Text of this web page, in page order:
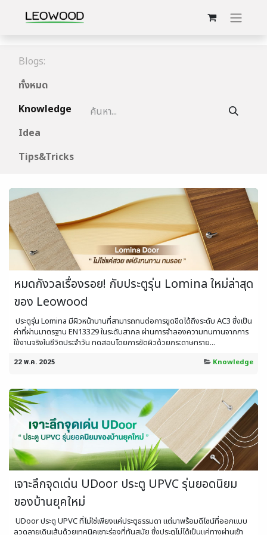
Blogs:
ทั้งหมด
Knowledge
Idea
Tips&Tricks
หมดกังวลเรื่องรอย! กับประตูรุ่น Lomina ใหม่ล่าสุด
ของ Leowood
​ ประตูรุ่น Lomina มีผิวหน้าบานที่สามารถทนต่อการขูดขีดได้ถึงระดับ AC3 ซึ่งเป็น
ค่าที่ผ่านมาตรฐาน EN13329 ในระดับสากล ผ่านการจำลองความทนทานจากการ
ใช้งานจริงในชีวิตประจำวัน ทดสอบโดยการขัดผิวด้วยกระดาษทราย...
22 พ.ค. 2025 Knowledge
เจาะลึกจุดเด่น UDoor ประตู UPVC รุ่นยอดนิยม
ของบ้านยุคใหม่
​ ​UDoor ประตู UPVC ที่ไม่ใช่เพียงแค่ประตูธรรมดา แต่มาพร้อมดีไซน์ที่ออกแบบ
ลวดลายเดินเส้นด้วยเทคนิคเซาะร่องที่ทันสมัย ซึ่งประตูไม่ได้เป็นแค่ทางผ่านเข้า